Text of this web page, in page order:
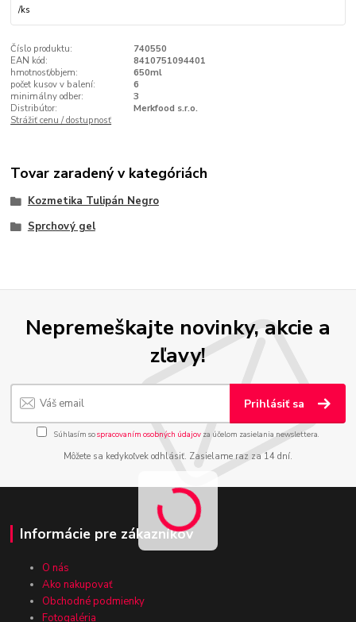
/ks
Číslo produktu:
740550
EAN kód:
8410751094401
hmotnosť/objem:
650ml
počet kusov v balení:
6
minimálny odber:
3
Distribútor:
Merkfood s.r.o.
Strážiť cenu / dostupnosť
Tovar zaradený v kategóriách
Kozmetika Tulipán Negro
Sprchový gel
Nepremeškajte novinky, akcie a
zľavy!
Prihlásiť sa
Súhlasím sospracovaním osobných údajov za účelom zasielania newslettera.
Môžete sa kedykoľvek odhlásiť. Zasielame raz za 14 dní.
Informácie pre zákazníkov
O nás
Ako nakupovať
Obchodné podmienky
Fotogaléria